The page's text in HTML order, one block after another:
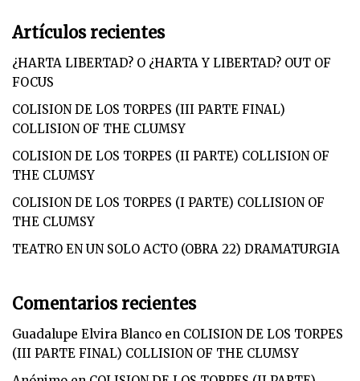
Artículos recientes
¿HARTA LIBERTAD? O ¿HARTA Y LIBERTAD? OUT OF
FOCUS
COLISION DE LOS TORPES (III PARTE FINAL)
COLLISION OF THE CLUMSY
COLISION DE LOS TORPES (II PARTE) COLLISION OF
THE CLUMSY
COLISION DE LOS TORPES (I PARTE) COLLISION OF
THE CLUMSY
TEATRO EN UN SOLO ACTO (OBRA 22) DRAMATURGIA
Comentarios recientes
Guadalupe Elvira Blanco en COLISION DE LOS TORPES
(III PARTE FINAL) COLLISION OF THE CLUMSY